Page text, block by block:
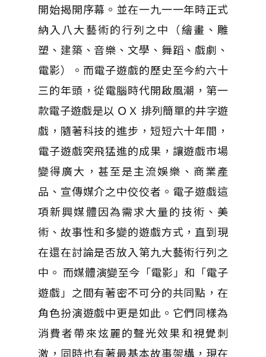
開始揭開序幕。並在一九一一年時正式
納入八大藝術的行列之中（繪畫、雕
塑、建築、音樂、文學、舞蹈、戲劇、
電影）。而電子遊戲的歷史至今約六十
三的年頭，從電腦時代開啟風潮，第一
款電子遊戲是以 ＯＸ 排列簡單的井字遊
戲，隨著科技的進步，短短六十年間，
電子遊戲突飛猛進的成果，讓遊戲市場
變得廣大，甚至是主流娛樂、商業產
品、宣傳媒介之中佼佼者。電子遊戲這
項新興媒體因為需求大量的技術、美
術、故事性和多變的遊戲方式，直到現
在還在討論是否放入第九大藝術行列之
中。 而媒體演變至今「電影」和「電子
遊戲」之間有著密不可分的共同點，在
角色扮演遊戲中更是如此。它們同樣為
消費者帶來炫麗的聲光效果和視覺刺
激，同時也有著最基本故事架構，現在